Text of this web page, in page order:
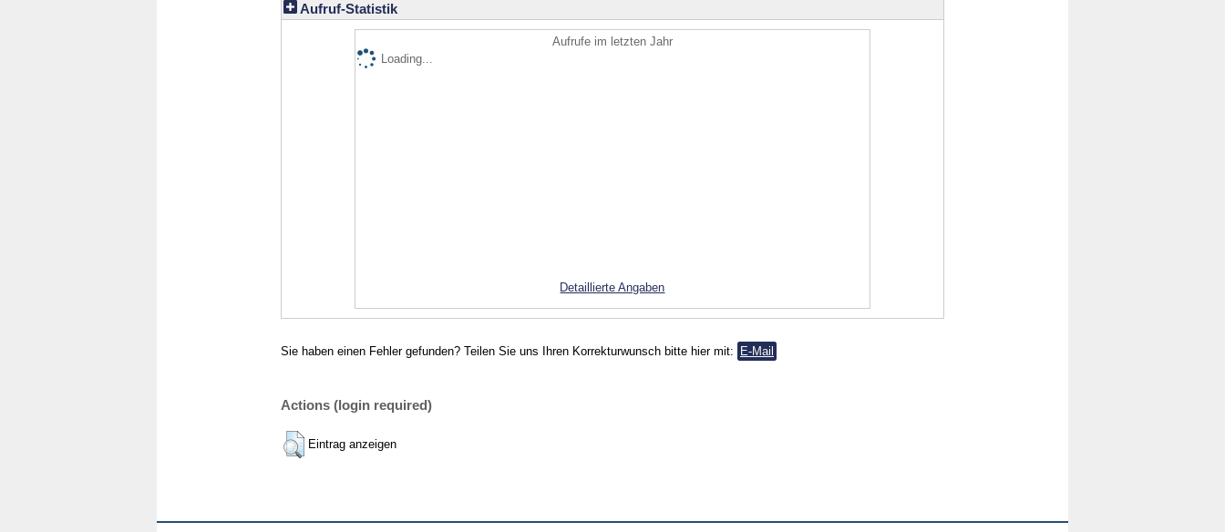
Aufruf-Statistik
Aufrufe im letzten Jahr
Loading...
Detaillierte Angaben
Sie haben einen Fehler gefunden? Teilen Sie uns Ihren Korrekturwunsch bitte hier mit: E-Mail
Actions (login required)
Eintrag anzeigen